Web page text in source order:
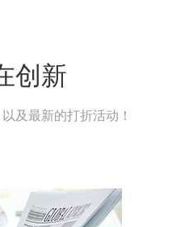
创新
及最新的打折活动！